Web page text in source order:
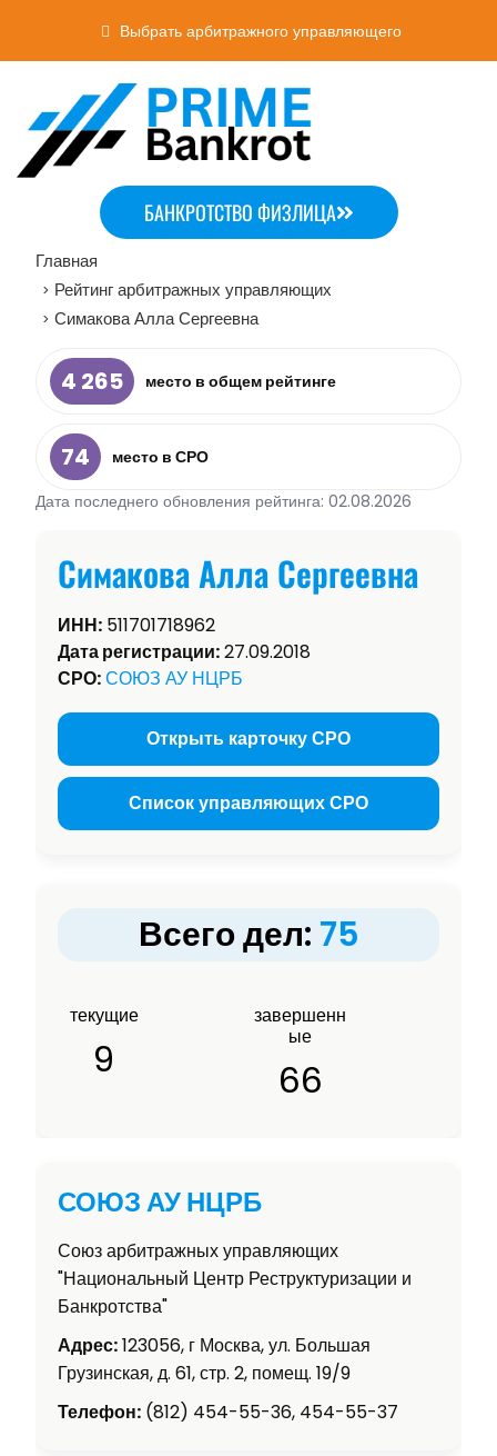
Выбрать арбитражного управляющего
БАНКРОТСТВО ФИЗЛИЦА
Главная
> Рейтинг арбитражных управляющих
> Симакова Алла Сергеевна
4 265 место в общем рейтинге
74
место в СРО
Дата последнего обновления рейтинга: 02.08.2026
Симакова Алла Сергеевна
ИНН: 511701718962
Дата регистрации:27.09.2018
СРО:СОЮЗ АУ НЦРБ
Открыть карточку СРО
Список управляющих СРО
Всего дел: 75
текущие
9
завершенн
ые
66
СОЮЗ АУ НЦРБ
Союз арбитражных управляющих
"Национальный Центр Реструктуризации и
Банкротства"
Адрес:123056, г Москва, ул. Большая
Грузинская, д. 61, стр. 2, помещ. 19/9
Телефон: (812) 454-55-36, 454-55-37